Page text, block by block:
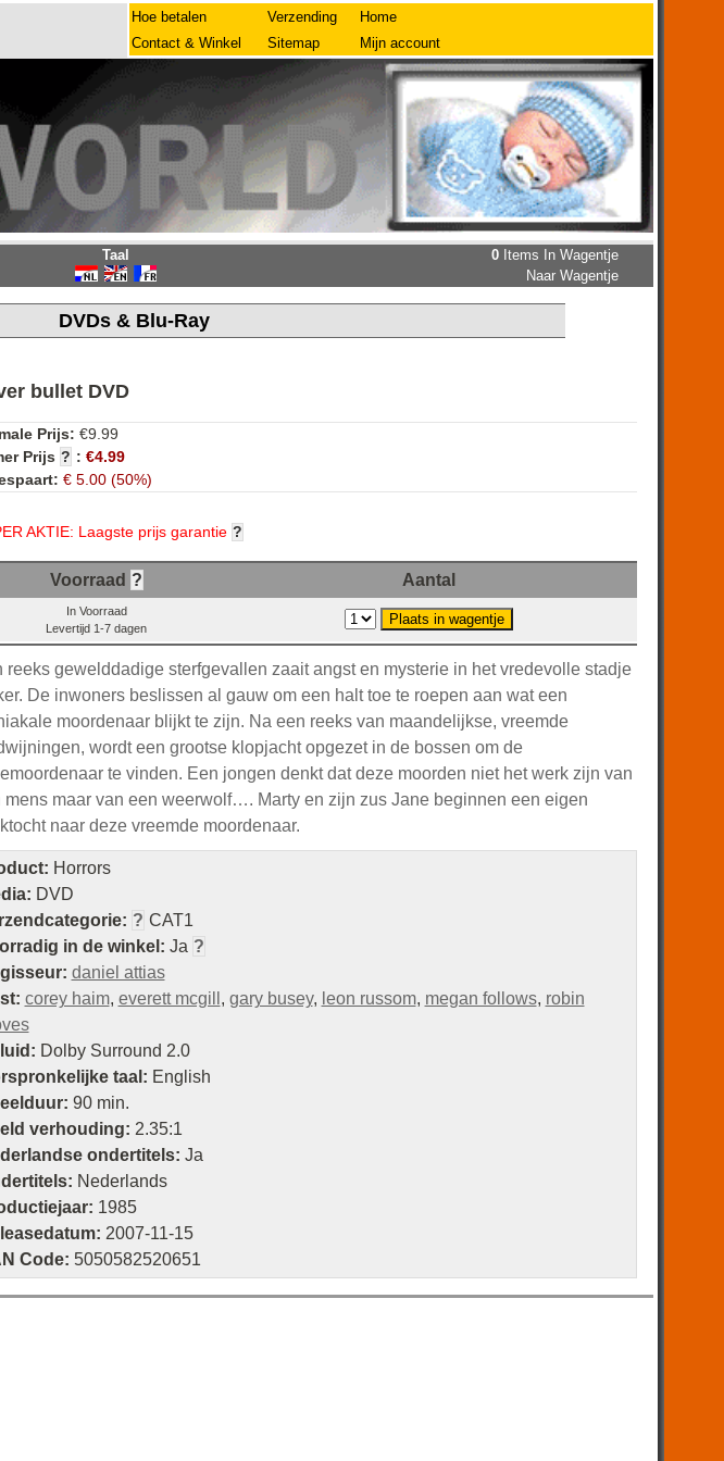
Hoe betalen
Contact & Winkel
Verzending
Sitemap
Home
Mijn account
Taal 0Items In Wagentje
Naar Wagentje
DVDs & Blu-Ray
bullet DVD
Prijs: €9.99
Prijs ? : €4.99
€ 5.00 (50%)
AKTIE: Laagste prijs garantie ?
Voorraad ? Aantal
In Voorraad
Levertijd 1-7 dagen
reeks gewelddadige sterfgevallen zaait angst en mysterie in het vredevolle stadje
De inwoners beslissen al gauw om een halt toe te roepen aan wat een
moordenaar blijkt te zijn. Na een reeks van maandelijkse, vreemde
wordt een grootse klopjacht opgezet in de bossen om de
te vinden. Een jongen denkt dat deze moorden niet het werk zijn van
mens maar van een weerwolf…. Marty en zijn zus Jane beginnen een eigen
naar deze vreemde moordenaar.
Horrors
DVD
? CAT1
in de winkel: Ja ?
daniel attias
corey haim, everett mcgill , gary busey, leon russom, megan follows, robin
Dolby Surround 2.0
taal: English
90 min.
verhouding: 2.35:1
ondertitels: Ja
Nederlands
1985
2007-11-15
Code: 5050582520651